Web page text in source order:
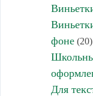
фоне(20)
Для